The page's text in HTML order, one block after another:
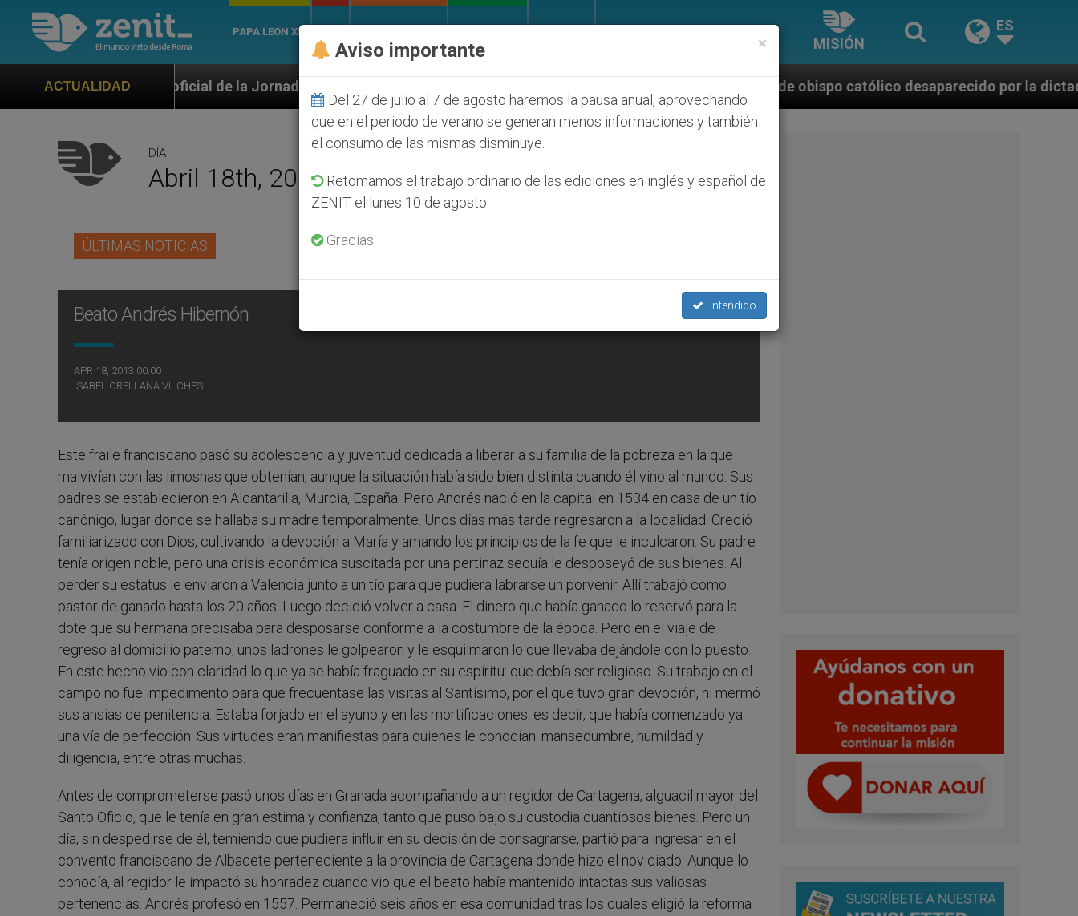
PAPA LEÓN XIV
MISIÓN
ES
ACTUALIDAD
oficial de la Jornada Mundial de la Juventud Seúl 2027 ONU se pronuncia ante caso de obispo católico desaparecido por la dictadura nicaragüense
DÍA
Abril 18th, 2013
ÚLTIMAS NOTICIAS
Beato Andrés Hibernón
APR 18, 2013 00:00
ISABEL ORELLANA VILCHES
Este fraile franciscano pasó su adolescencia y juventud dedicada a liberar a su familia de la pobreza en la que
malvivían con las limosnas que obtenían, aunque la situación había sido bien distinta cuando él vino al mundo. Sus
padres se establecieron en Alcantarilla, Murcia, España. Pero Andrés nació en la capital en 1534 en casa de un tío
canónigo, lugar donde se hallaba su madre temporalmente. Unos días más tarde regresaron a la localidad. Creció
familiarizado con Dios, cultivando la devoción a María y amando los principios de la fe que le inculcaron. Su padre
tenía origen noble, pero una crisis económica suscitada por una pertinaz sequía le desposeyó de sus bienes. Al
perder su estatus le enviaron a Valencia junto a un tío para que pudiera labrarse un porvenir. Allí trabajó como
pastor de ganado hasta los 20 años. Luego decidió volver a casa. El dinero que había ganado lo reservó para la
dote que su hermana precisaba para desposarse conforme a la costumbre de la época. Pero en el viaje de
regreso al domicilio paterno, unos ladrones le golpearon y le esquilmaron lo que llevaba dejándole con lo puesto.
En este hecho vio con claridad lo que ya se había fraguado en su espíritu: que debía ser religioso. Su trabajo en el
campo no fue impedimento para que frecuentase las visitas al Santísimo, por el que tuvo gran devoción, ni mermó
sus ansias de penitencia. Estaba forjado en el ayuno y en las mortificaciones; es decir, que había comenzado ya
una vía de perfección. Sus virtudes eran manifiestas para quienes le conocían: mansedumbre, humildad y
diligencia, entre otras muchas.
Antes de comprometerse pasó unos días en Granada acompañando a un regidor de Cartagena, alguacil mayor del
Santo Oficio, que le tenía en gran estima y confianza, tanto que puso bajo su custodia cuantiosos bienes. Pero un
día, sin despedirse de él, temiendo que pudiera influir en su decisión de consagrarse, partió para ingresar en el
convento franciscano de Albacete perteneciente a la provincia de Cartagena donde hizo el noviciado. Aunque lo
conocía, al regidor le impactó su honradez cuando vio que el beato había mantenido intactas sus valiosas
pertenencias. Andrés profesó en 1557. Permaneció seis años en esa comunidad tras los cuales eligió la reforma
×
Aviso importante
Del 27 de julio al 7 de agosto haremos la pausa anual, aprovechando
que en el periodo de verano se generan menos informaciones y también
el consumo de las mismas disminuye.
Retomamos el trabajo ordinario de las ediciones en inglés y español de
ZENIT el lunes 10 de agosto.
Gracias.
Entendido